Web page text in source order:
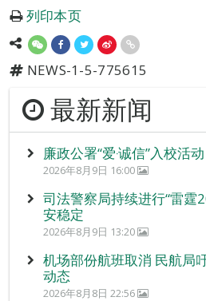
列印本页
NEWS-1-5-775615
最新新闻
廉政公署“爱‧诚信”入校活
2026年8月9日 16:00
司法警察局持续进行“雷霆
安稳定
2026年8月9日 13:20
机场部份航班取消 民航局
动态
2026年8月8日 22:56